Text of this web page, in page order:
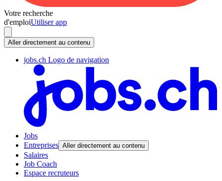
Votre recherche
d'emploiUtiliser app
Aller directement au contenu
jobs.ch Logo de navigation
Jobs
Entreprises Aller directement au contenu
Salaires
Job Coach
Espace recruteurs